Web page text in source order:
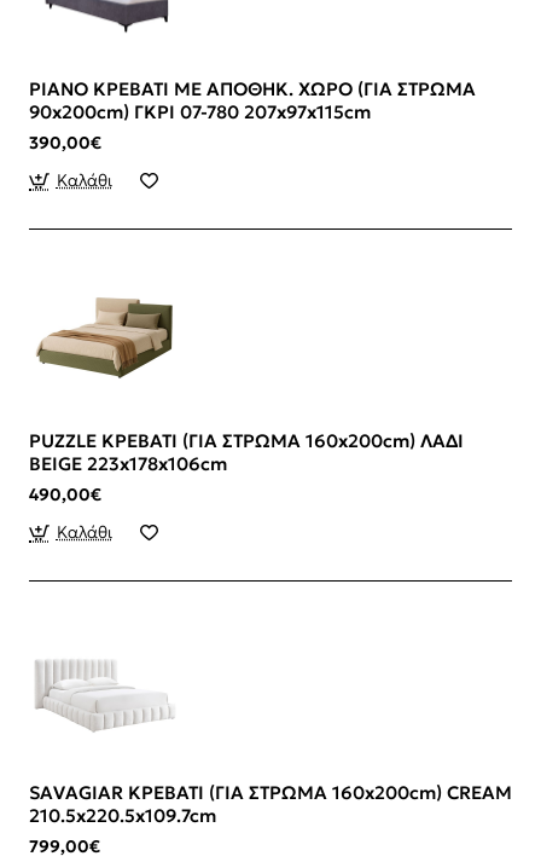
PIANO ΚΡΕΒΑΤΙ ΜΕ ΑΠΟΘΗΚ. ΧΩΡΟ (ΓΙΑ ΣΤΡΩΜΑ
90x200cm) ΓΚΡΙ 07-780 207x97x115cm
390,00€
Καλάθι
PUZZLE ΚΡΕΒΑΤΙ (ΓΙΑ ΣΤΡΩΜΑ 160x200cm) ΛΑΔΙ
BEIGE 223x178x106cm
490,00€
Καλάθι
SAVAGIAR ΚΡΕΒΑΤΙ (ΓΙΑ ΣΤΡΩΜΑ 160x200cm) CREAM
210.5x220.5x109.7cm
799,00€